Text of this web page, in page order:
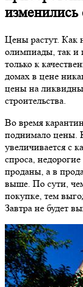
изменились
Цены растут. Как
олимпиады, так и
только к
домах в цене
цены на
строительства.
Во время
поднимало цены.
увеличивается с
спроса,
проданы, а в
выше. По сути,
покупке, тем
Завтра не будет